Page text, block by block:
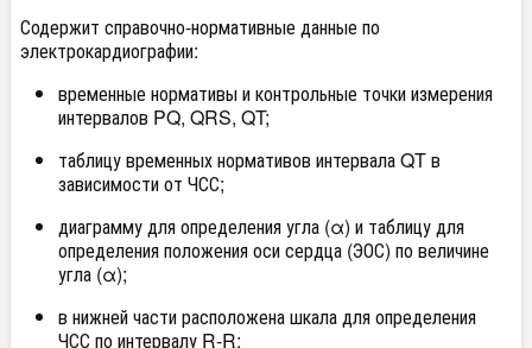
Содержит справочно-нормативные данные по
электрокардиографии:
временные нормативы и контрольные точки измерения
интервалов PQ, QRS, QT;
таблицу временных нормативов интервала QT в
зависимости от ЧСС;
диаграмму для определения угла (α) и таблицу для
определения положения оси сердца (ЭОС) по величине
угла (α);
в нижней части расположена шкала для определения
ЧСС по интервалу R-R;